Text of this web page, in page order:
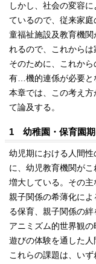
しかし、社会の変容
ているので、従来家
童福祉施設及教育機
れるので、これからは
そのために、これか
有…機的連係が必要と
本章では、この考え
て論及する。
1 幼稚園・保育園
幼児期における人間
に、幼児教育機関が
増大している。その主
親子関係の希薄化に
る保育、親子関係の絆
アニミズム的世界観の
遊びの体験を通した人
これらの課題は、い